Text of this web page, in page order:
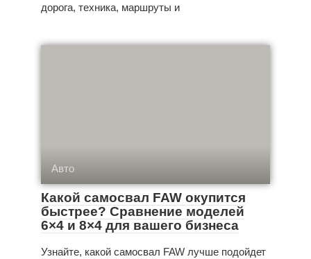
дорога, техника, маршруты и
Авто
Какой самосвал FAW окупится
быстрее? Сравнение моделей
6×4 и 8×4 для вашего бизнеса
Узнайте, какой самосвал FAW лучше подойдет